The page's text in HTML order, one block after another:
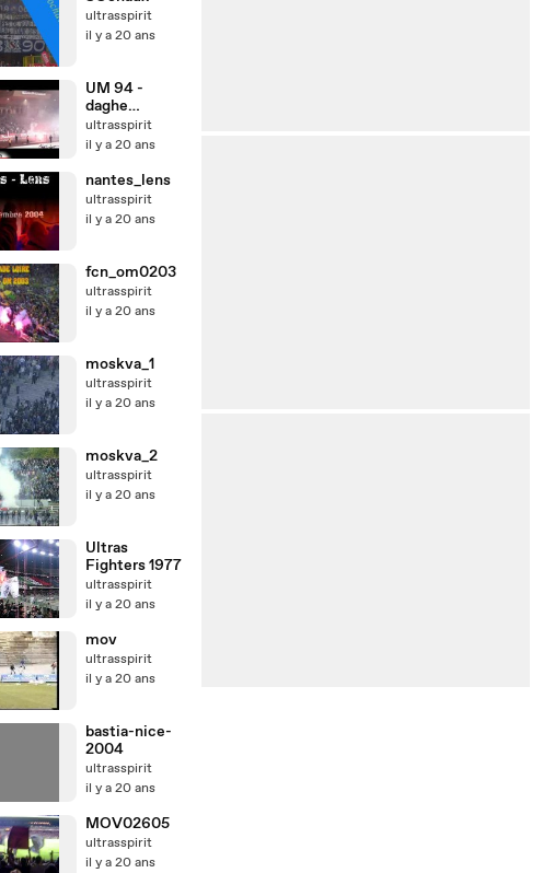
ultrasspirit
il y a 20 ans
UM 94 -
daghe
munegu
ultrasspirit
il y a 20 ans
nantes_lens
ultrasspirit
il y a 20 ans
fcn_om0203
ultrasspirit
il y a 20 ans
moskva_1
ultrasspirit
il y a 20 ans
moskva_2
ultrasspirit
il y a 20 ans
Ultras
Fighters 1977
ultrasspirit
il y a 20 ans
mov
ultrasspirit
il y a 20 ans
bastia-nice-
2004
ultrasspirit
il y a 20 ans
MOV02605
ultrasspirit
il y a 20 ans